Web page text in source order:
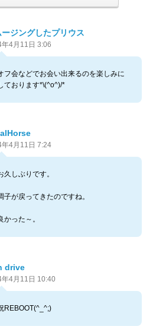
ージングしたプリウス
4月11日 3:06
フ会などでお会い出来るのを楽しみに
ております*\(^o^)/*
4月11日 7:24
久しぶりです。
子が戻ってきたのですね。
かった～。
drive
4月11日 10:40
REBOOT(^_^;)